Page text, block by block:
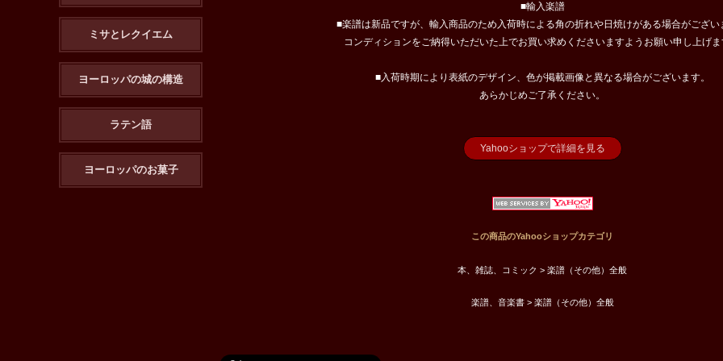
■輸入楽譜
■楽譜は新品ですが、輸入商品のため入荷時による角の折れや日焼けがある場合がござい
コンディションをご納得いただいた上でお買い求めくださいますようお願い申し上げま
■入荷時期により表紙のデザイン、色が掲載画像と異なる場合がございます。
あらかじめご了承ください。
Yahooショップで詳細を見る
この商品のYahooショップカテゴリ
本、雑誌、コミック > 楽譜（その他）全般
楽譜、音楽書 > 楽譜（その他）全般
ミサとレクイエム
ヨーロッパの城の構造
ラテン語
ヨーロッパのお菓子